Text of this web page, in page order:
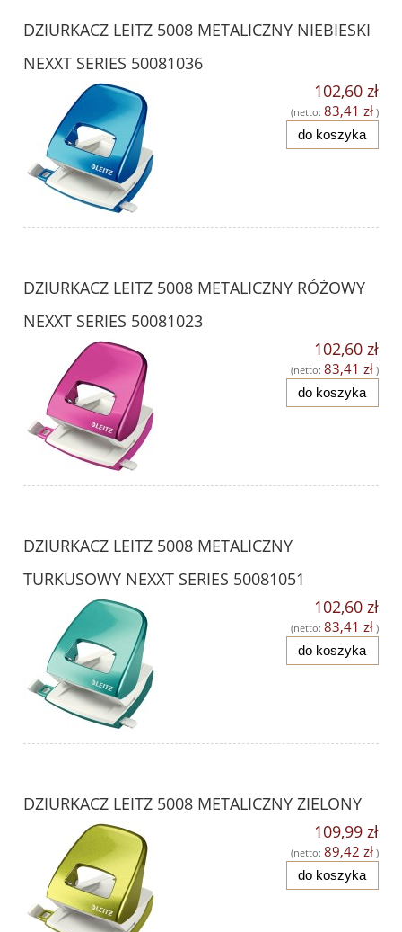
DZIURKACZ LEITZ 5008 METALICZNY NIEBIESKI
NEXXT SERIES 50081036
102,60 zł
(netto: 83,41 zł )
do koszyka
DZIURKACZ LEITZ 5008 METALICZNY RÓŻOWY
NEXXT SERIES 50081023
102,60 zł
(netto: 83,41 zł )
do koszyka
DZIURKACZ LEITZ 5008 METALICZNY
TURKUSOWY NEXXT SERIES 50081051
102,60 zł
(netto: 83,41 zł )
do koszyka
DZIURKACZ LEITZ 5008 METALICZNY ZIELONY
109,99 zł
(netto: 89,42 zł )
do koszyka